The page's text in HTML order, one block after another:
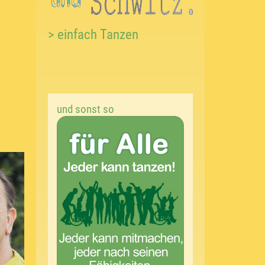
> einfach Tanzen
und sonst so